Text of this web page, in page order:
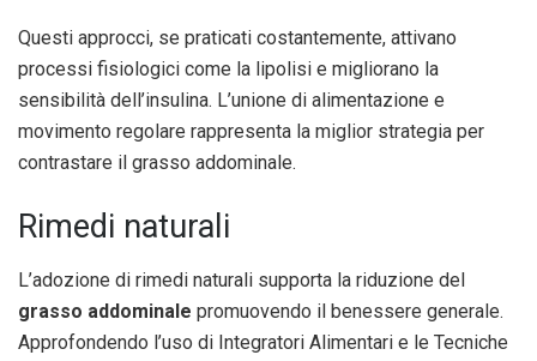
Questi approcci, se praticati costantemente, attivano
processi fisiologici come la lipolisi e migliorano la
sensibilità dell’insulina. L’unione di alimentazione e
movimento regolare rappresenta la miglior strategia per
contrastare il grasso addominale.
Rimedi naturali
L’adozione di rimedi naturali supporta la riduzione del
grasso addominale promuovendo il benessere generale.
Approfondendo l’uso di Integratori Alimentari e le Tecniche